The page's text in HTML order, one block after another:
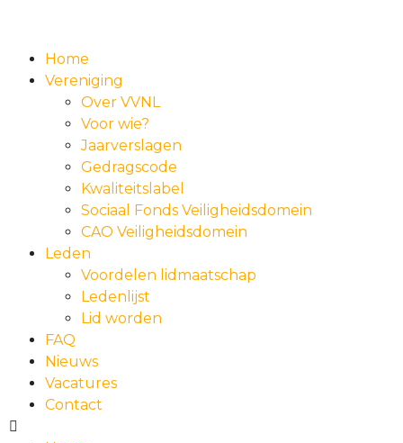
Home
Vereniging
Over VVNL
Voor wie?
Jaarverslagen
Gedragscode
Kwaliteitslabel
Sociaal Fonds Veiligheidsdomein
CAO Veiligheidsdomein
Leden
Voordelen lidmaatschap
Ledenlijst
Lid worden
FAQ
Nieuws
Vacatures
Contact